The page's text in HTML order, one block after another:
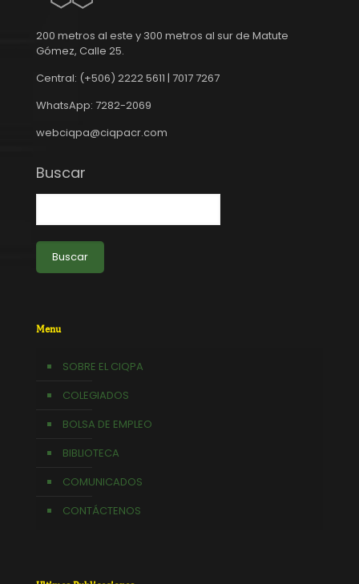
200 metros al este y 300 metros al sur de Matute
Gómez, Calle 25.
Central: (+506) 2222 5611 | 7017 7267
WhatsApp: 7282-2069
webciqpa@ciqpacr.com
Buscar
Buscar
Menu
SOBRE EL CIQPA
COLEGIADOS
BOLSA DE EMPLEO
BIBLIOTECA
COMUNICADOS
CONTÁCTENOS